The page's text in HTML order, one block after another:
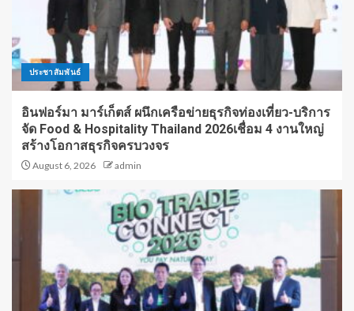
ประชาสัมพันธ์
อินฟอร์มา มาร์เก็ตส์ ผนึกเครือข่ายธุรกิจท่องเที่ยว-บริการ
จัด Food & Hospitality Thailand 2026เชื่อม 4 งานใหญ่
สร้างโอกาสธุรกิจครบวงจร
August 6, 2026 admin